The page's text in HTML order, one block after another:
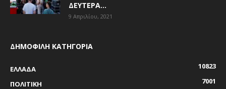
ΔΕΥΤΈΡΑ...
9 Απριλίου, 2021
ΔΗΜΟΦΙΛΗ ΚΑΤΗΓΟΡΙΑ
ΕΛΛΑΔΑ
10823
ΠΟΛΙΤΙΚΗ
7001